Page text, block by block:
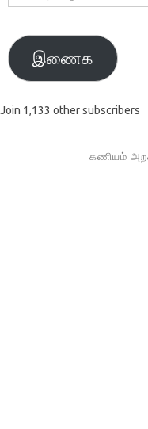
முகவரி
இணைக
Join 1,133 other subscribers
கணியம்